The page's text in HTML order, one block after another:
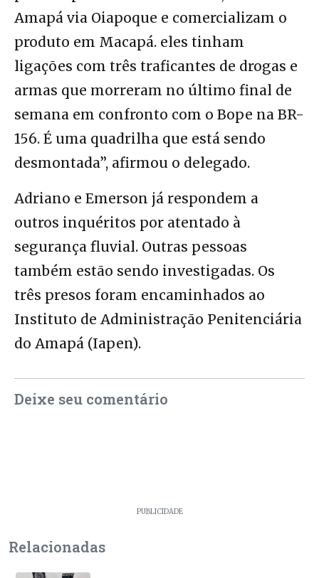
Amapá via Oiapoque e comercializam o
produto em Macapá. eles tinham
ligações com três traficantes de drogas e
armas que morreram no último final de
semana em confronto com o Bope na BR-
156. É uma quadrilha que está sendo
desmontada”, afirmou o delegado.
Adriano e Emerson já respondem a
outros inquéritos por atentado à
segurança fluvial. Outras pessoas
também estão sendo investigadas. Os
três presos foram encaminhados ao
Instituto de Administração Penitenciária
do Amapá (Iapen).
Deixe seu comentário
PUBLICIDADE
Relacionadas